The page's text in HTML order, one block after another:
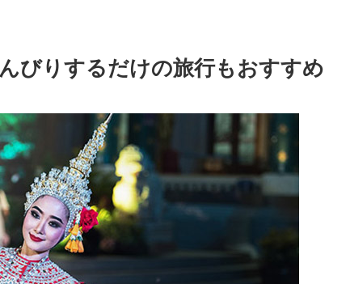
びりするだけの旅行もおすすめ